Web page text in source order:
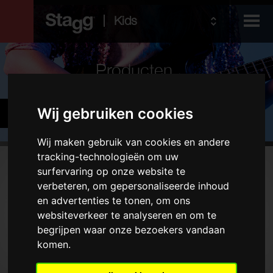
Wij gebruiken cookies
Wij maken gebruik van cookies en andere
tracking-technologieën om uw
surfervaring op onze website te
verbeteren, om gepersonaliseerde inhoud
en advertenties te tonen, om ons
websiteverkeer te analyseren en om te
begrijpen waar onze bezoekers vandaan
komen.
Kids
Lighting
Producten
Gitaren en basgitaren
Producten
Elektrische gitaren
Akoestische gitaren
Folkinstrumenten
Hoezen en koffers
Versterkers